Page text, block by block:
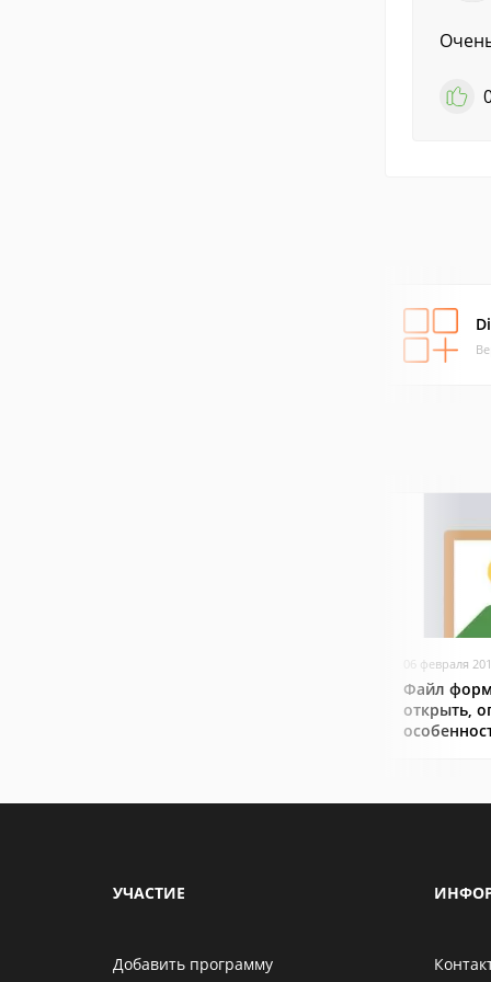
06 февраля
Файл
открыть,
УЧАСТИЕ
Добавить программу